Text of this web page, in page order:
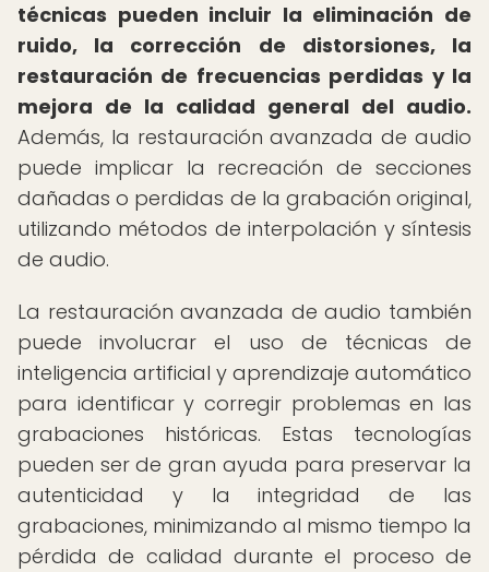
técnicas pueden incluir la eliminación de
ruido, la corrección de distorsiones, la
restauración de frecuencias perdidas y la
mejora de la calidad general del audio.
Además, la restauración avanzada de audio
puede implicar la recreación de secciones
dañadas o perdidas de la grabación original,
utilizando métodos de interpolación y síntesis
de audio.
La restauración avanzada de audio también
puede involucrar el uso de técnicas de
inteligencia artificial y aprendizaje automático
para identificar y corregir problemas en las
grabaciones históricas. Estas tecnologías
pueden ser de gran ayuda para preservar la
autenticidad y la integridad de las
grabaciones, minimizando al mismo tiempo la
pérdida de calidad durante el proceso de